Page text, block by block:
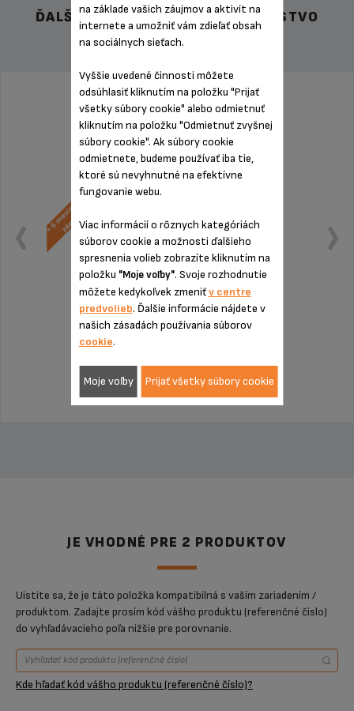
ĎALŠIE ODPORÚČANÉ PRÍSLUŠENSTVO
Produkt uz viac nieje k dispozícií
JE VHODNÉ PRE 2 PRODUKTOV
Uistite sa, že je táto položka kompatibilná s vaším zariadením /
produktom. Zadajte prosím kód vášho produktu (referenčné číslo)
do vyhľadávacieho poľa nižšie pre porovnanie.
Kde hľadať kód vášho produktu (referenčné číslo)?
na základe vašich záujmov a aktivít na
internete a umožniť vám zdieľať obsah
na sociálnych sieťach.
Vyššie uvedené činnosti môžete
odsúhlasiť kliknutím na položku "Prijať
všetky súbory cookie" alebo odmietnuť
kliknutím na položku "Odmietnuť zvyšnej
súbory cookie". Ak súbory cookie
odmietnete, budeme používať iba tie,
ktoré sú nevyhnutné na efektívne
fungovanie webu.
Viac informácií o rôznych kategóriách
súborov cookie a možnosti ďalšieho
spresnenia volieb zobrazíte kliknutím na
položku "Moje voľby". Svoje rozhodnutie
môžete kedykoľvek zmeniťv centre
predvolieb. Ďalšie informácie nájdete v
našich zásadách používania súborov
cookie.
Moje voľby Prijať všetky súbory cookie